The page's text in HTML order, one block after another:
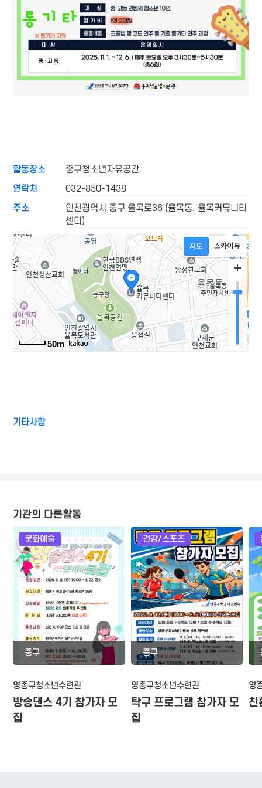
활동장소
중구청소년자유공간
연락처
032-850-1438
주소
인천광역시 중구 율목로36 (율목동, 율목커뮤니티
센터)
50m
기타사항
기관의 다른활동
문화예술
중구
영종구청소년수련관
방송댄스 4기 참가자 모
집
건강/스포츠
중구
영종구청소년수련관
탁구 프로그램 참가자 모
집
영
친